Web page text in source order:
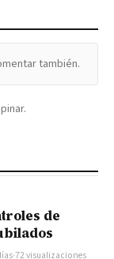
también.
de
·72 visualizaciones